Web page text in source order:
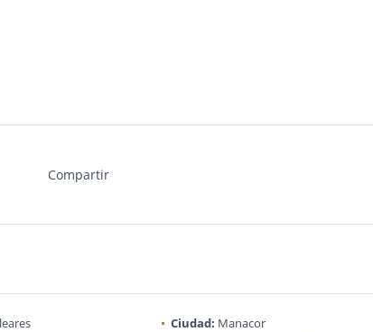
Compartir
Ciudad: Manacor